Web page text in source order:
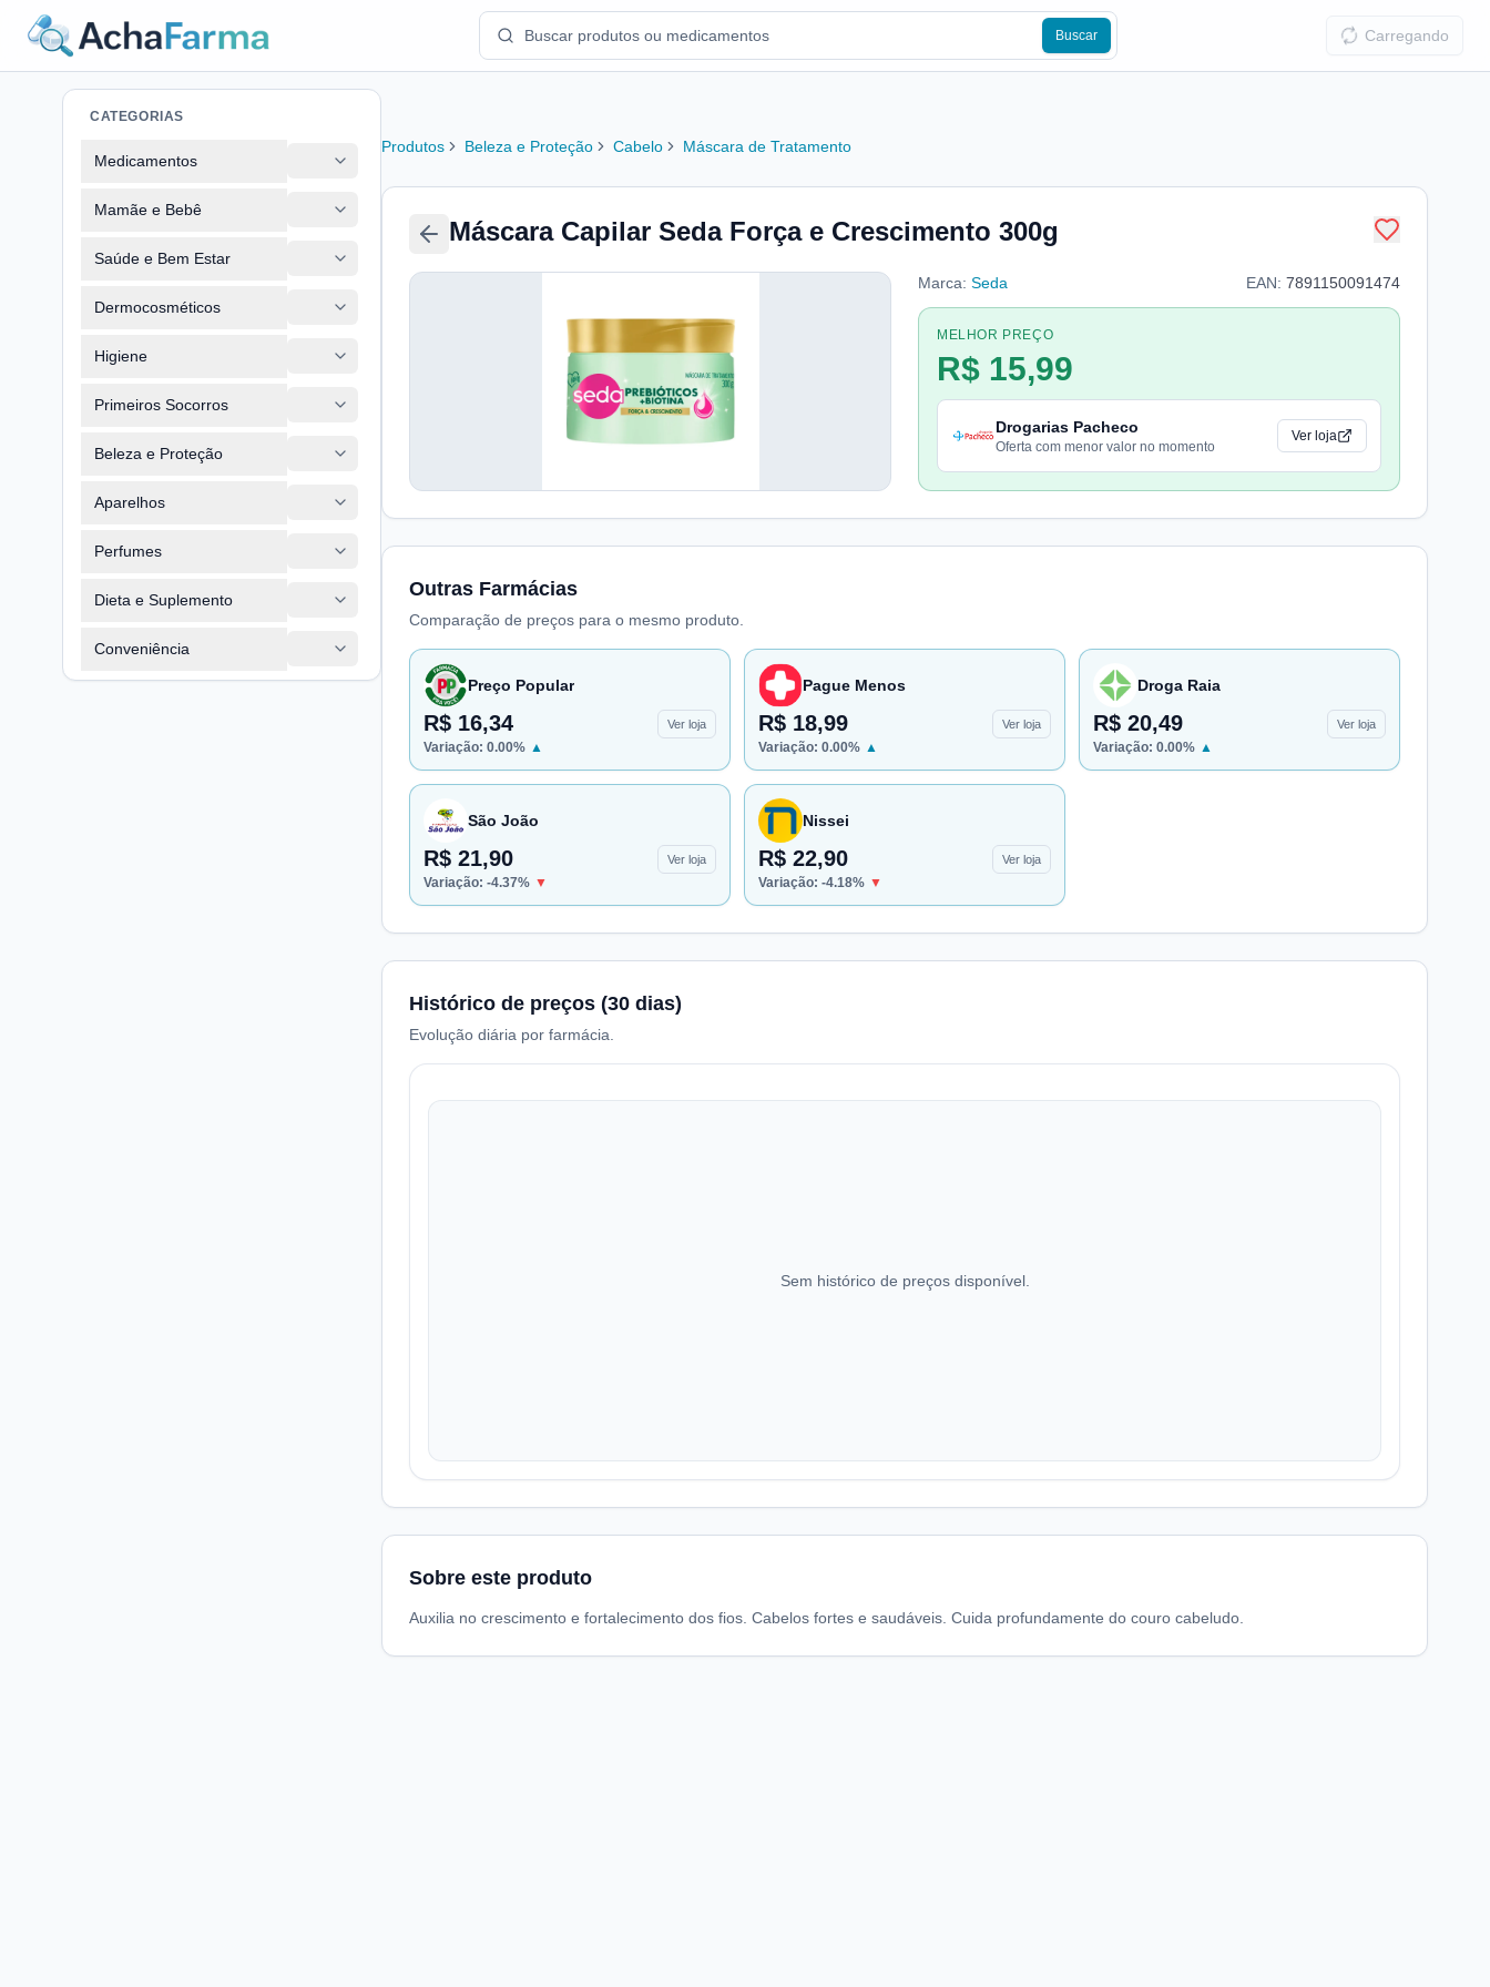
Buscar Carregando
CATEGORIAS
Medicamentos
Mamãe e Bebê
Saúde e Bem Estar
Dermocosméticos
Higiene
Primeiros Socorros
Beleza e Proteção
Aparelhos
Perfumes
Dieta e Suplemento
Conveniência
Produtos Beleza e Proteção Cabelo Máscara de Tratamento
Máscara Capilar Seda Força e Crescimento 300g
Marca: Seda EAN: 7891150091474
MELHOR PREÇO
R$ 15,99
Drogarias Pacheco
Oferta com menor valor no momento
Ver loja
Outras Farmácias
Comparação de preços para o mesmo produto.
Preço Popular
R$ 16,34 Ver loja
Variação: 0.00% ▲
Pague Menos
R$ 18,99 Ver loja
Variação: 0.00% ▲
Droga Raia
R$ 20,49 Ver loja
Variação: 0.00% ▲
São João
R$ 21,90 Ver loja
Variação: -4.37% ▼
Nissei
R$ 22,90 Ver loja
Variação: -4.18% ▼
Histórico de preços (30 dias)
Evolução diária por farmácia.
Sem histórico de preços disponível.
Sobre este produto
Auxilia no crescimento e fortalecimento dos fios. Cabelos fortes e saudáveis. Cuida profundamente do couro cabeludo.